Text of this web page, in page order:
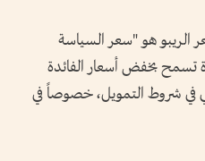
هو "سعر السياسة
تسمح بخفض أسعار الفائدة
في شروط التمويل، خصوصاً في